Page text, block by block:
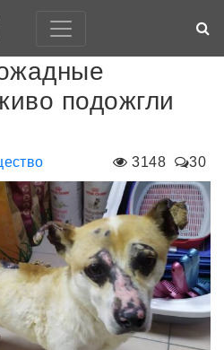
подожгли
3148 30